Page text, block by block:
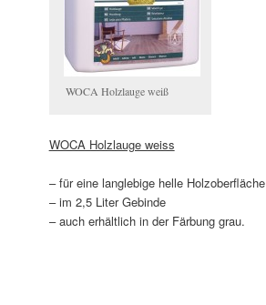
WOCA Holzlauge weiß
WOCA Holzlauge weiss
– für eine langlebige helle Holzoberfläche
– im 2,5 Liter Gebinde
– auch erhältlich in der Färbung grau.